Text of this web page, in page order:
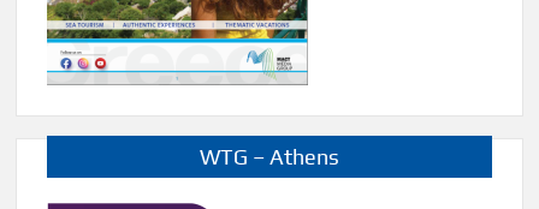
WTG – Athens